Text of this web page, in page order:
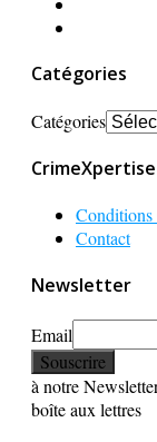
Catégories
Catégories
CrimeXpertise
Conditions
Contact
Newsletter
Email
à notre
boîte aux lettres